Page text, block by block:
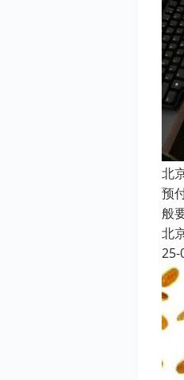
北
预
般
北
25-